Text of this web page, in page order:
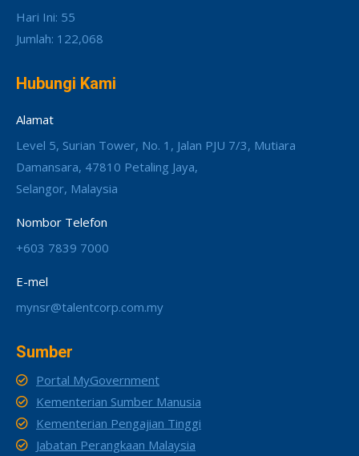
Hari Ini: 55
Jumlah: 122,068
Hubungi Kami
Alamat
Level 5, Surian Tower, No. 1, Jalan PJU 7/3, Mutiara
Damansara, 47810 Petaling Jaya,
Selangor, Malaysia
Nombor Telefon
+603 7839 7000
E-mel
mynsr@talentcorp.com.my
Sumber
Portal MyGovernment
Kementerian Sumber Manusia
Kementerian Pengajian Tinggi
Jabatan Perangkaan Malaysia